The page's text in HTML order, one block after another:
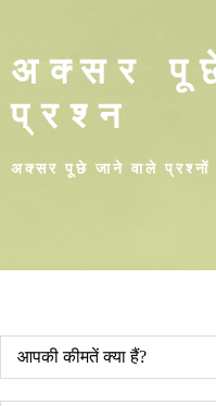
अक्सर
प्रश्न
अक्सर पूछे जाने वाले प्रश्नों
आपकी कीमतें क्या हैं?